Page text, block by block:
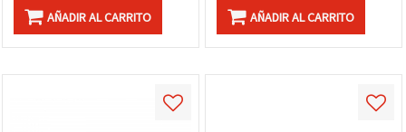
AÑADIR AL CARRITO AÑADIR AL CARRITO